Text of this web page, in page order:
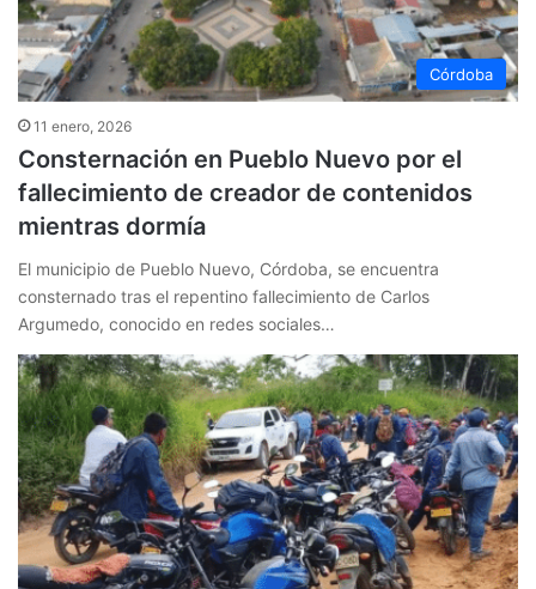
Córdoba
11 enero, 2026
Consternación en Pueblo Nuevo por el
fallecimiento de creador de contenidos
mientras dormía
El municipio de Pueblo Nuevo, Córdoba, se encuentra
consternado tras el repentino fallecimiento de Carlos
Argumedo, conocido en redes sociales…